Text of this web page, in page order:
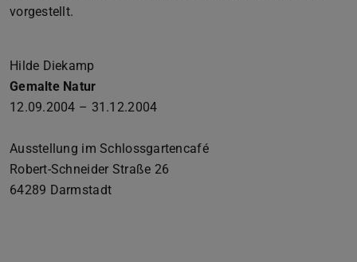
vorgestellt.
Hilde Diekamp
Gemalte Natur
12.09.2004 – 31.12.2004
Ausstellung im Schlossgartencafé
Robert-Schneider Straße 26
64289 Darmstadt